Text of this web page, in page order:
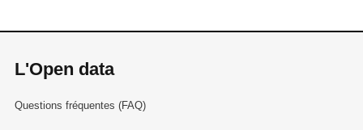
L'Open data
Questions fréquentes (FAQ)